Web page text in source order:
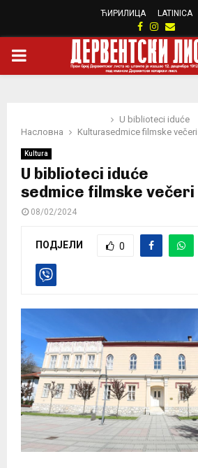
ЋИРИЛИЦА LATINICA
Facebook
Instagram
Email
PRIMARY
Насловна Kultura
U biblioteci iduće
sedmice filmske večeri
Kultura
U biblioteci iduće
sedmice filmske večeri
08/02/2024
ПОДЈЕЛИ 0